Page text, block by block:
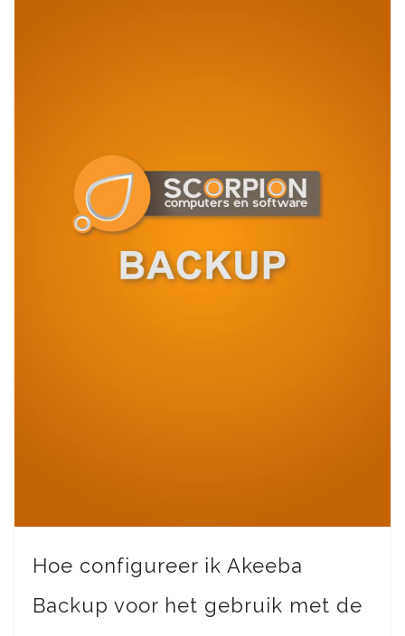
Hoe configureer ik Akeeba
Backup voor het gebruik met de